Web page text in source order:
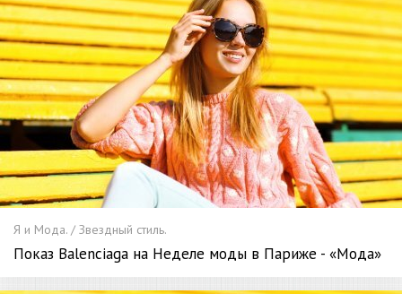
Я и Мода. / Звездный стиль.
Показ Balenciaga на Неделе моды в Париже - «Мода»